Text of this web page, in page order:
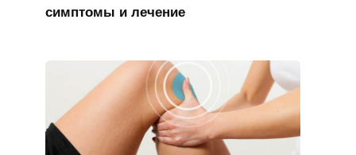
симптомы и лечение